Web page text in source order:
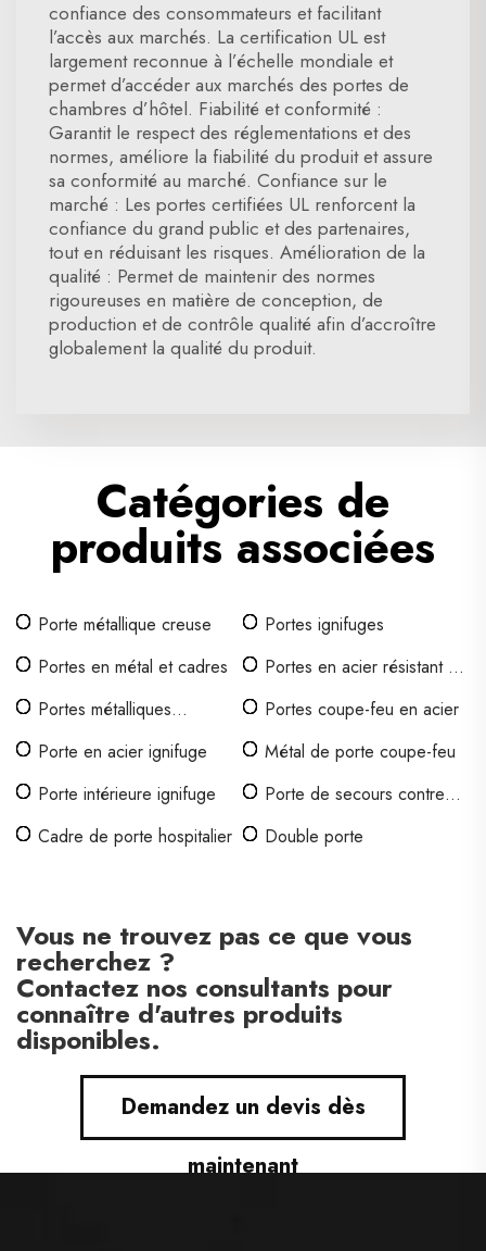
confiance des consommateurs et facilitant
l’accès aux marchés. La certification UL est
largement reconnue à l’échelle mondiale et
permet d’accéder aux marchés des portes de
chambres d’hôtel. Fiabilité et conformité :
Garantit le respect des réglementations et des
normes, améliore la fiabilité du produit et assure
sa conformité au marché. Confiance sur le
marché : Les portes certifiées UL renforcent la
confiance du grand public et des partenaires,
tout en réduisant les risques. Amélioration de la
qualité : Permet de maintenir des normes
rigoureuses en matière de conception, de
production et de contrôle qualité afin d’accroître
globalement la qualité du produit.
Catégories de
produits associées
Porte métallique creuse
Portes ignifuges
Portes en métal et cadres
Portes en acier résistant au
Portes métalliques
Portes coupe-feu en acier
Porte en acier ignifuge
Métal de porte coupe-feu
Porte intérieure ignifuge
Porte de secours contre
Cadre de porte hospitalier Double porte
Vous ne trouvez pas ce que vous
recherchez ?
Contactez nos consultants pour
connaître d'autres produits
disponibles.
Demandez un devis dès
maintenant